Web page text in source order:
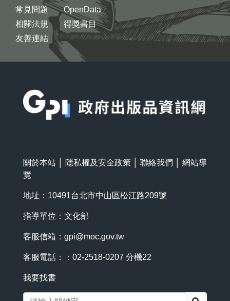
常見問題
相關法規
友善連結
OpenData
得獎書目
關於本站 隱私權及安全政策 聯絡我們
網站導
覽
地址：10491台北市中山區松江路209號
指導單位：文化部
客服信箱： gpi@moc.gov.tw
客服電話：：02-2518-0207 分機22
我要找書